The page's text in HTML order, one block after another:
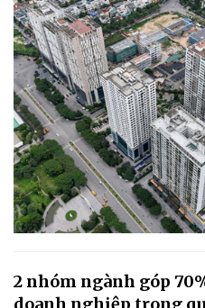
2 nhóm ngành góp
doanh nghiệp trong